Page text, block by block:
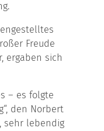
Freude
ergaben sich
– es folgte
den Norbert
sehr lebendig